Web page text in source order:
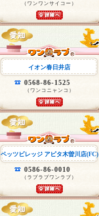
（ワンワンサイコー）
イオン春日井店
0568-86-1525
（ワンコニャンコ）
ペッツビレッジ アピタ木曽川店(FC)
0586-86-0010
（ラブラブワンラブ）